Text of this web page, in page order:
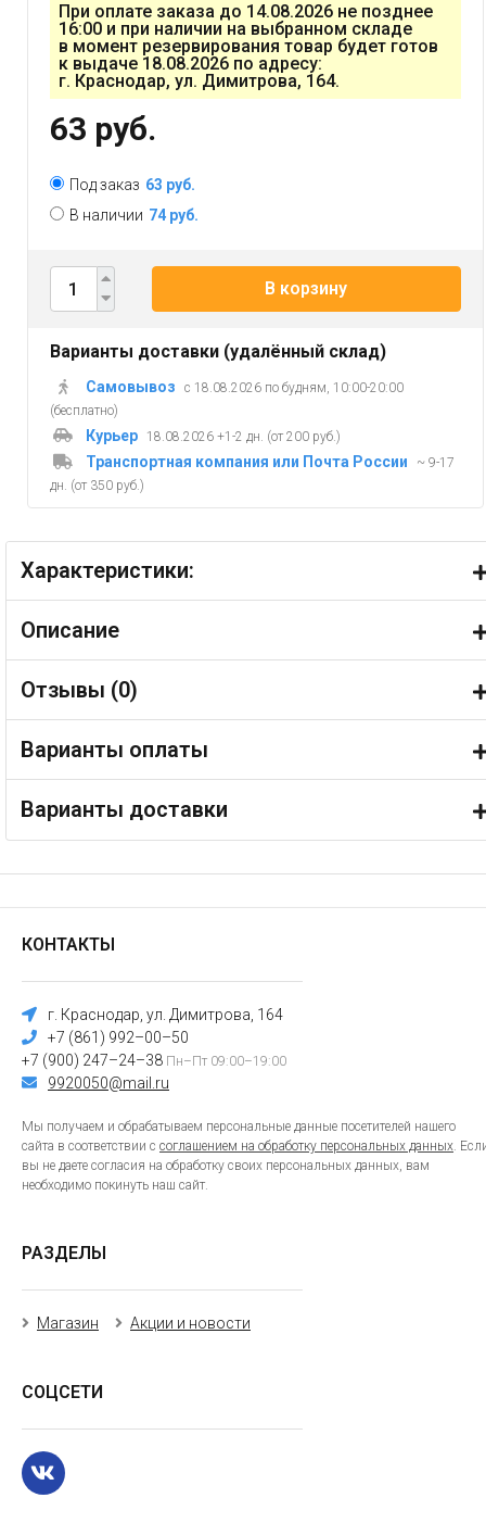
При оплате заказа до 14.08.2026 не позднее
16:00 и при наличии на выбранном складе
в момент резервирования товар будет готов
к выдаче 18.08.2026 по адресу:
г. Краснодар, ул. Димитрова, 164.
63 руб.
Под заказ 63 руб.
В наличии 74 руб.
В корзину
Варианты доставки (удалённый склад)
Самовывоз
с 18.08.2026 по будням, 10:00-20:00
(бесплатно)
Курьер 18.08.2026 +1-2 дн. (от 200 руб.)
Транспортная компания или Почта России
~ 9-17
дн. (от 350 руб.)
Характеристики:
Описание
Отзывы (0)
Варианты оплаты
Варианты доставки
КОНТАКТЫ
г. Краснодар, ул. Димитрова, 164
+7 (861) 992–00–50
+7 (900) 247–24–38 Пн–Пт 09:00–19:00
9920050@mail.ru
Мы получаем и обрабатываем персональные данные посетителей нашего
сайта в соответствии с соглашением на обработку персональных данных.
вы не даете согласия на обработку своих персональных данных, вам
необходимо покинуть наш сайт.
РАЗДЕЛЫ
Магазин Акции и новости
СОЦСЕТИ